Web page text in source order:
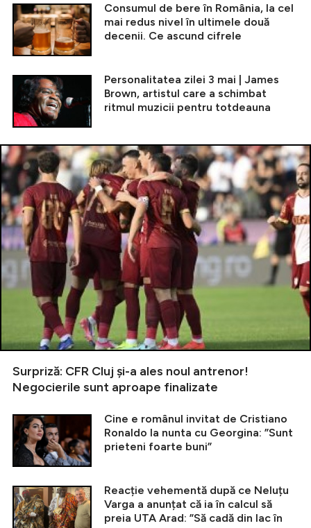
Consumul de bere în România, la cel
mai redus nivel în ultimele două
decenii. Ce ascund cifrele
Personalitatea zilei 3 mai | James
Brown, artistul care a schimbat
ritmul muzicii pentru totdeauna
Surpriză: CFR Cluj și-a ales noul antrenor!
Negocierile sunt aproape finalizate
Cine e românul invitat de Cristiano
Ronaldo la nunta cu Georgina: ”Sunt
prieteni foarte buni”
Reacție vehementă după ce Neluțu
Varga a anunțat că ia în calcul să
preia UTA Arad: ”Să cadă din lac în